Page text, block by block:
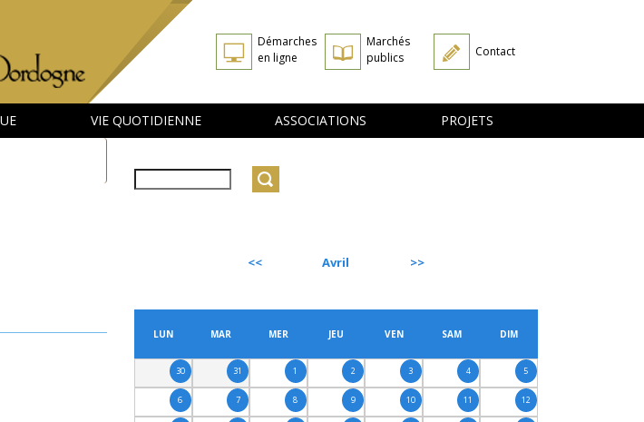
Démarches
en ligne
Marchés
publics
Contact
VIE QUOTIDIENNE ASSOCIATIONS PROJETS
Avril
LUN MAR MER JEU VEN SAM DIM
30 31 1 2 3 4 5
6 7 8 9 10 11 12